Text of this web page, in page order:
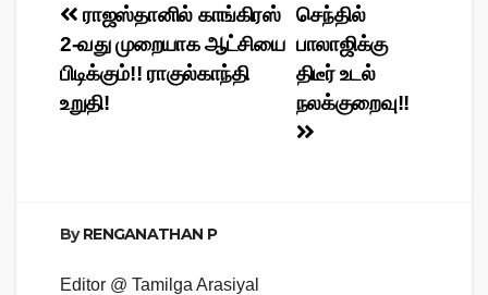
Post
navigation
செந்தில்
பாலாஜிக்கு
திடீர் உடல்
நலக்குறைவு!!
ராஜஸ்தானில் காங்கிரஸ்
2-வது முறையாக ஆட்சியை
பிடிக்கும்!! ராகுல்காந்தி
உறுதி!
ByRENGANATHAN P
Editor @ Tamilga Arasiyal